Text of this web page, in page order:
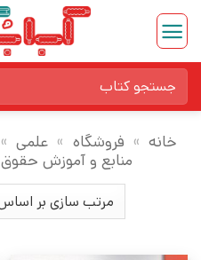
Skip
content
برای:
خانه » فروشگاه » علمی »
منابع و آموزش حقوق